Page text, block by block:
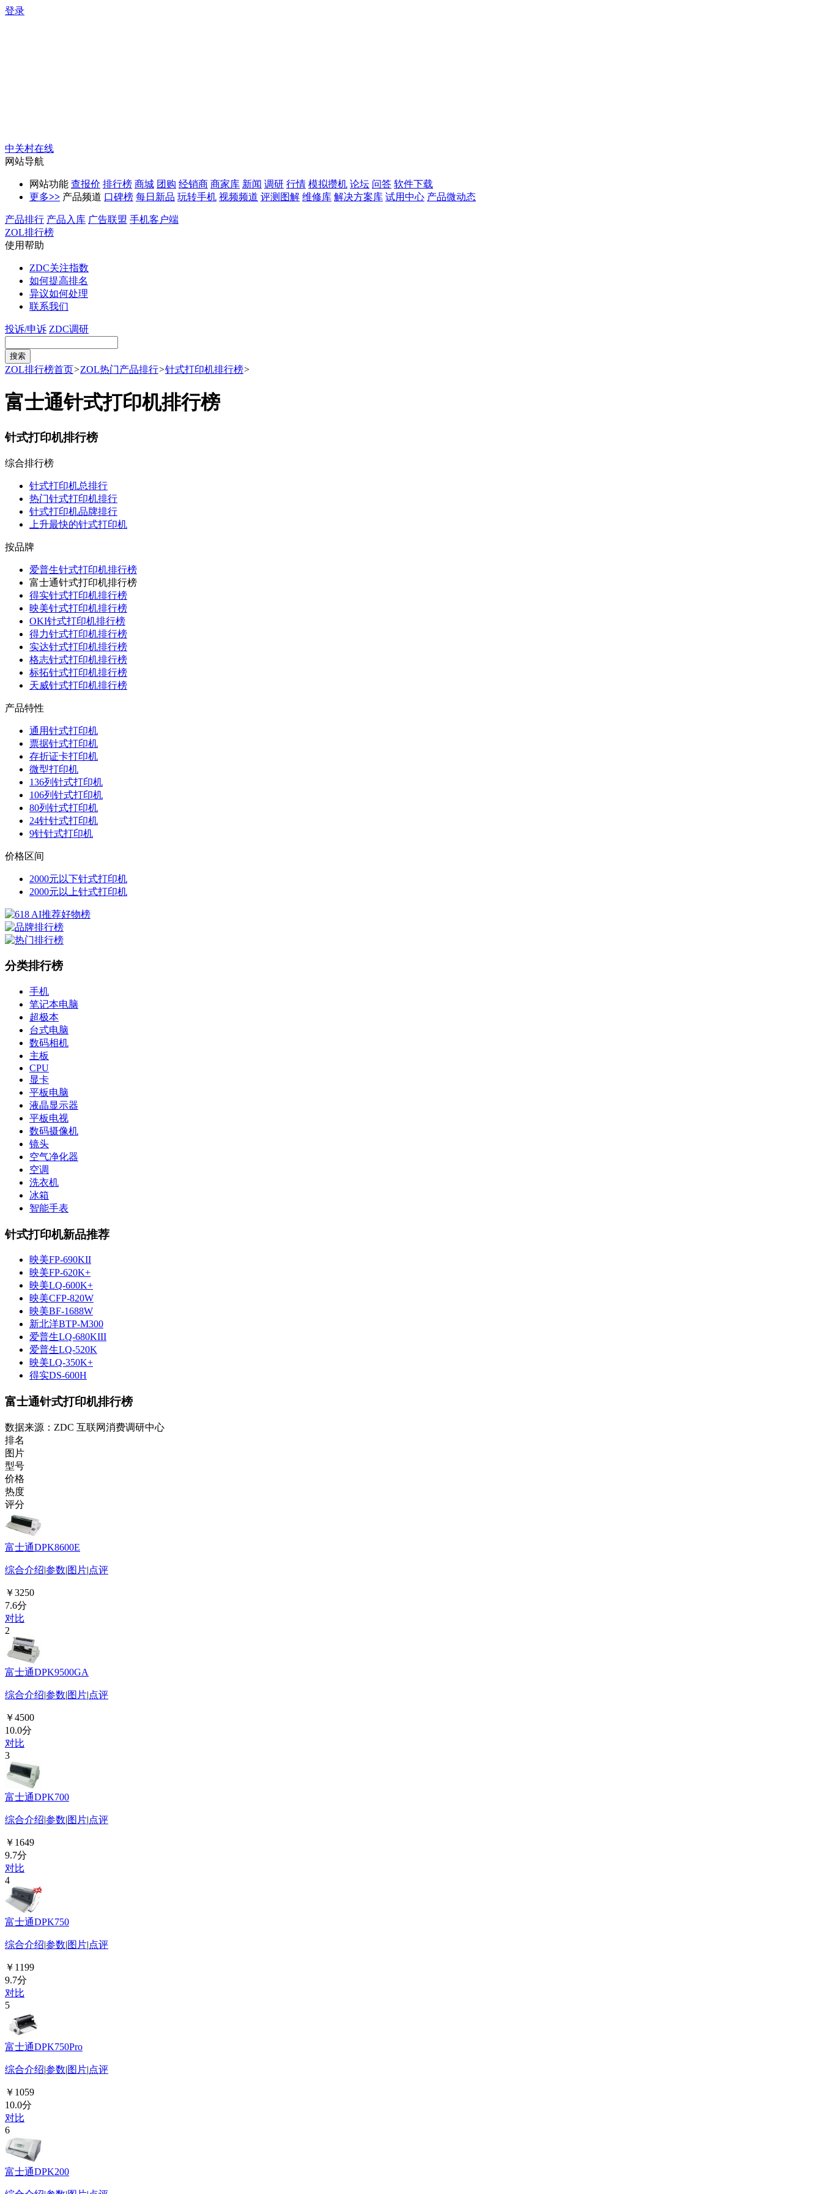
登录
中关村在线
网站导航
网站功能 查报价 排行榜 商城 团购 经销商 商家库 新闻 调研 行情 模拟攒机 论坛 问答 软件下载
更多>> 产品频道 口碑榜 每日新品 玩转手机 视频频道 评测图解 维修库 解决方案库 试用中心 产品微动态
产品排行 产品入库 广告联盟 手机客户端
ZOL排行榜
使用帮助
ZDC关注指数
如何提高排名
异议如何处理
联系我们
投诉/申诉 ZDC调研
ZOL排行榜首页>ZOL热门产品排行>针式打印机排行榜>
富士通针式打印机排行榜
针式打印机排行榜
综合排行榜
针式打印机总排行
热门针式打印机排行
针式打印机品牌排行
上升最快的针式打印机
按品牌
爱普生针式打印机排行榜
富士通针式打印机排行榜
得实针式打印机排行榜
映美针式打印机排行榜
OKI针式打印机排行榜
得力针式打印机排行榜
实达针式打印机排行榜
格志针式打印机排行榜
标拓针式打印机排行榜
天威针式打印机排行榜
产品特性
通用针式打印机
票据针式打印机
存折证卡打印机
微型打印机
136列针式打印机
106列针式打印机
80列针式打印机
24针针式打印机
9针针式打印机
价格区间
2000元以下针式打印机
2000元以上针式打印机
分类排行榜
手机
笔记本电脑
超极本
台式电脑
数码相机
主板
CPU
显卡
平板电脑
液晶显示器
平板电视
数码摄像机
镜头
空气净化器
空调
洗衣机
冰箱
智能手表
针式打印机新品推荐
映美FP-690KII
映美FP-620K+
映美LQ-600K+
映美CFP-820W
映美BF-1688W
新北洋BTP-M300
爱普生LQ-680KIII
爱普生LQ-520K
映美LQ-350K+
得实DS-600H
富士通针式打印机排行榜
数据来源：ZDC 互联网消费调研中心
排名
图片
型号
价格
热度
评分
富士通DPK8600E
综合介绍|参数|图片|点评
￥3250
7.6分
对比
2
富士通DPK9500GA
综合介绍|参数|图片|点评
￥4500
10.0分
对比
3
富士通DPK700
综合介绍|参数|图片|点评
￥1649
9.7分
对比
4
富士通DPK750
综合介绍|参数|图片|点评
￥1199
9.7分
对比
5
富士通DPK750Pro
综合介绍|参数|图片|点评
￥1059
10.0分
对比
6
富士通DPK200